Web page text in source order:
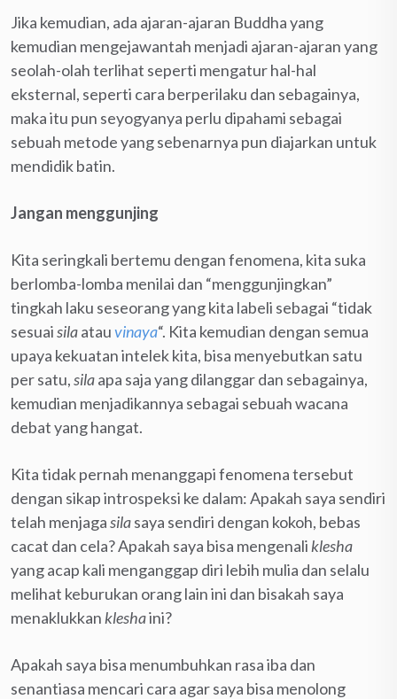
Jika kemudian, ada ajaran-ajaran Buddha yang
kemudian mengejawantah menjadi ajaran-ajaran yang
seolah-olah terlihat seperti mengatur hal-hal
eksternal, seperti cara berperilaku dan sebagainya,
maka itu pun seyogyanya perlu dipahami sebagai
sebuah metode yang sebenarnya pun diajarkan untuk
mendidik batin.
Jangan menggunjing
Kita seringkali bertemu dengan fenomena, kita suka
berlomba-lomba menilai dan “menggunjingkan”
tingkah laku seseorang yang kita labeli sebagai “tidak
sesuaisilaatauvinaya“. Kita kemudian dengan semua
upaya kekuatan intelek kita, bisa menyebutkan satu
per satu,silaapa saja yang dilanggar dan sebagainya,
kemudian menjadikannya sebagai sebuah wacana
debat yang hangat.
Kita tidak pernah menanggapi fenomena tersebut
dengan sikap introspeksi ke dalam: Apakah saya sendiri
telah menjagasilasaya sendiri dengan kokoh, bebas
cacat dan cela? Apakah saya bisa mengenali klesha
yang acap kali menganggap diri lebih mulia dan selalu
melihat keburukan orang lain ini dan bisakah saya
menaklukkan kleshaini?
Apakah saya bisa menumbuhkan rasa iba dan
senantiasa mencari cara agar saya bisa menolong